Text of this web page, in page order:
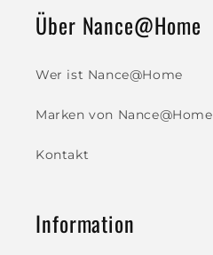
Über Nance@Home
Wer ist Nance@Home
Marken von Nance@Home
Kontakt
Information